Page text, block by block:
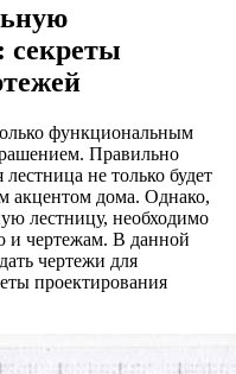
секреты
функциональным
Правильно
не только будет
акцентом дома. Однако,
лестницу, необходимо
и чертежам. В данной
чертежи для
проектирования